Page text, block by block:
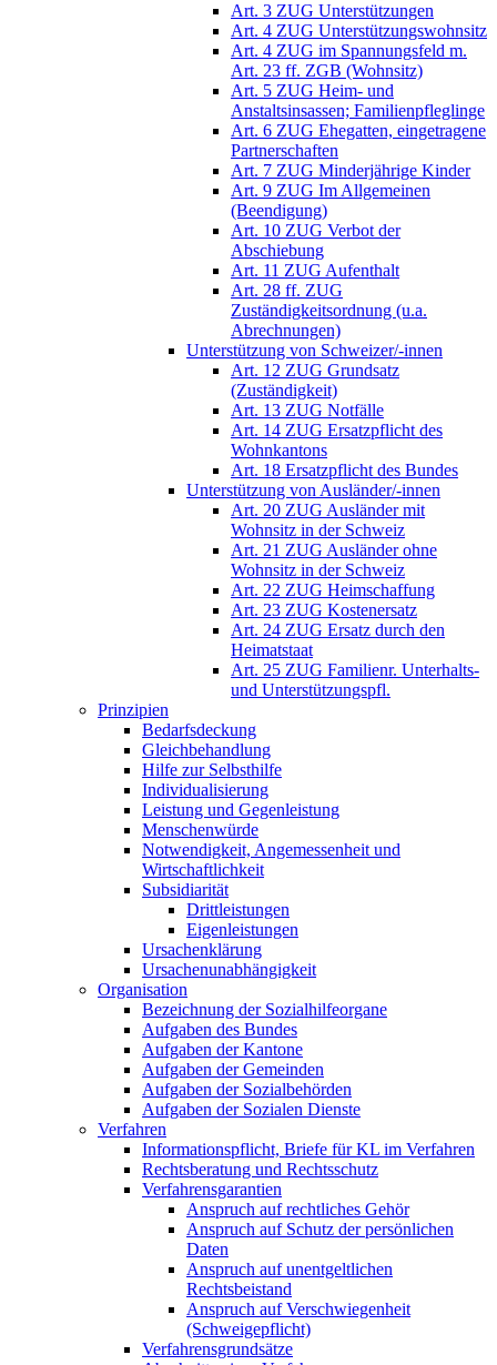
Art. 3 ZUG Unterstützungen
Art. 4 ZUG Unterstützungswohnsitz
Art. 4 ZUG im Spannungsfeld m.
Art. 23 ff. ZGB (Wohnsitz)
Art. 5 ZUG Heim- und
Anstaltsinsassen; Familienpfleglinge
Art. 6 ZUG Ehegatten, eingetragene
Partnerschaften
Art. 7 ZUG Minderjährige Kinder
Art. 9 ZUG Im Allgemeinen
(Beendigung)
Art. 10 ZUG Verbot der
Abschiebung
Art. 11 ZUG Aufenthalt
Art. 28 ff. ZUG
Zuständigkeitsordnung (u.a.
Abrechnungen)
Unterstützung von Schweizer/-innen
Art. 12 ZUG Grundsatz
(Zuständigkeit)
Art. 13 ZUG Notfälle
Art. 14 ZUG Ersatzpflicht des
Wohnkantons
Art. 18 Ersatzpflicht des Bundes
Unterstützung von Ausländer/-innen
Art. 20 ZUG Ausländer mit
Wohnsitz in der Schweiz
Art. 21 ZUG Ausländer ohne
Wohnsitz in der Schweiz
Art. 22 ZUG Heimschaffung
Art. 23 ZUG Kostenersatz
Art. 24 ZUG Ersatz durch den
Heimatstaat
Art. 25 ZUG Familienr. Unterhalts-
und Unterstützungspfl.
Prinzipien
Bedarfsdeckung
Gleichbehandlung
Hilfe zur Selbsthilfe
Individualisierung
Leistung und Gegenleistung
Menschenwürde
Notwendigkeit, Angemessenheit und
Wirtschaftlichkeit
Subsidiarität
Drittleistungen
Eigenleistungen
Ursachenklärung
Ursachenunabhängigkeit
Organisation
Bezeichnung der Sozialhilfeorgane
Aufgaben des Bundes
Aufgaben der Kantone
Aufgaben der Gemeinden
Aufgaben der Sozialbehörden
Aufgaben der Sozialen Dienste
Verfahren
Informationspflicht, Briefe für KL im Verfahren
Rechtsberatung und Rechtsschutz
Verfahrensgarantien
Anspruch auf rechtliches Gehör
Anspruch auf Schutz der persönlichen
Daten
Anspruch auf unentgeltlichen
Rechtsbeistand
Anspruch auf Verschwiegenheit
(Schweigepflicht)
Verfahrensgrundsätze